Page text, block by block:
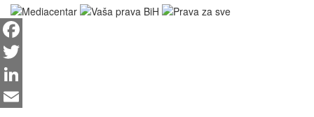
Facebook
Twitter
LinkedIn